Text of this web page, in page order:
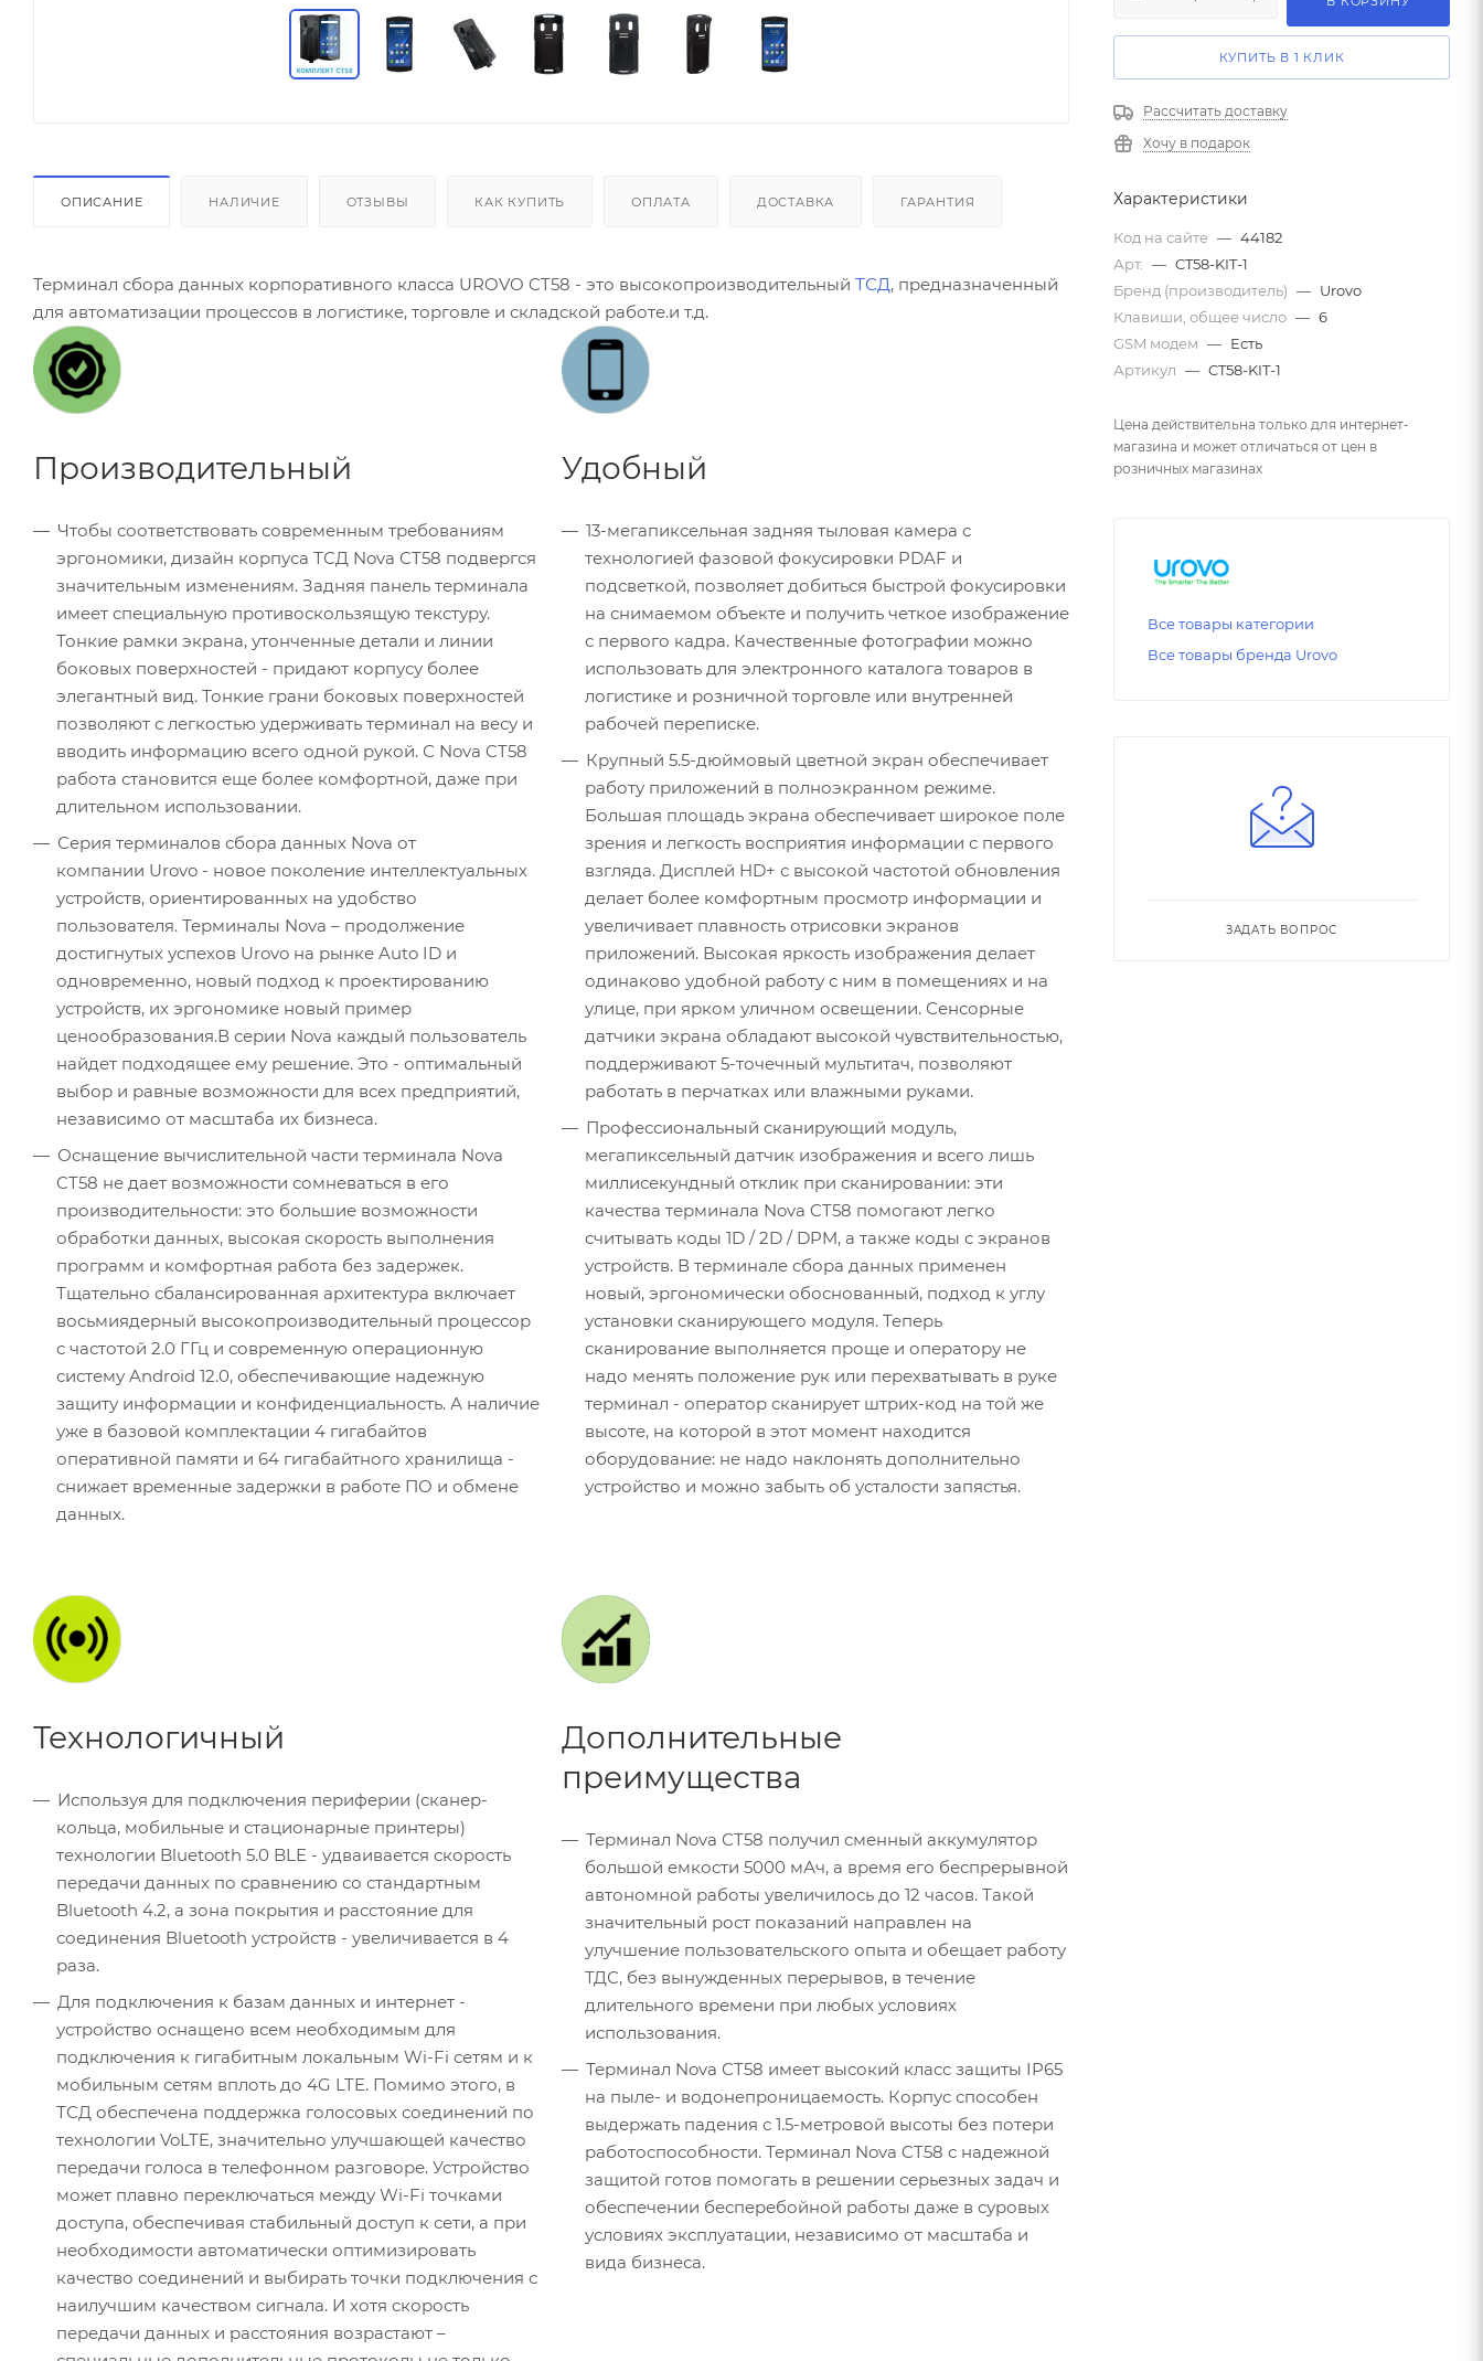
ОПИСАНИЕ НАЛИЧИЕ ОТЗЫВЫ КАК КУПИТЬ ОПЛАТА ДОСТАВКА ГАРАНТИЯ
Терминал сбора данных корпоративного класса UROVO CT58 - это высокопроизводительный ТСД, предназначенный
для автоматизации процессов в логистике, торговле и складской работе.и т.д.
Производительный
Чтобы соответствовать современным требованиям
эргономики, дизайн корпуса ТСД Nova CT58 подвергся
значительным изменениям. Задняя панель терминала
имеет специальную противоскользящую текстуру.
Тонкие рамки экрана, утонченные детали и линии
боковых поверхностей - придают корпусу более
элегантный вид. Тонкие грани боковых поверхностей
позволяют с легкостью удерживать терминал на весу и
вводить информацию всего одной рукой. С Nova CT58
работа становится еще более комфортной, даже при
длительном использовании.
Серия терминалов сбора данных Nova от
компании Urovo - новое поколение интеллектуальных
устройств, ориентированных на удобство
пользователя. Терминалы Nova – продолжение
достигнутых успехов Urovo на рынке Auto ID и
одновременно, новый подход к проектированию
устройств, их эргономике новый пример
ценообразования.В серии Nova каждый пользователь
найдет подходящее ему решение. Это - оптимальный
выбор и равные возможности для всех предприятий,
независимо от масштаба их бизнеса.
Оснащение вычислительной части терминала Nova
CT58 не дает возможности сомневаться в его
производительности: это большие возможности
обработки данных, высокая скорость выполнения
программ и комфортная работа без задержек.
Тщательно сбалансированная архитектура включает
восьмиядерный высокопроизводительный процессор
с частотой 2.0 ГГц и современную операционную
систему Android 12.0, обеспечивающие надежную
защиту информации и конфиденциальность. А наличие
уже в базовой комплектации 4 гигабайтов
оперативной памяти и 64 гигабайтного хранилища -
снижает временные задержки в работе ПО и обмене
данных.
Удобный
13-мегапиксельная задняя тыловая камера с
технологией фазовой фокусировки PDAF и
подсветкой, позволяет добиться быстрой фокусировки
на снимаемом объекте и получить четкое изображение
с первого кадра. Качественные фотографии можно
использовать для электронного каталога товаров в
логистике и розничной торговле или внутренней
рабочей переписке.
Крупный 5.5-дюймовый цветной экран обеспечивает
работу приложений в полноэкранном режиме.
Большая площадь экрана обеспечивает широкое поле
зрения и легкость восприятия информации с первого
взгляда. Дисплей HD+ с высокой частотой обновления
делает более комфортным просмотр информации и
увеличивает плавность отрисовки экранов
приложений. Высокая яркость изображения делает
одинаково удобной работу с ним в помещениях и на
улице, при ярком уличном освещении. Сенсорные
датчики экрана обладают высокой чувствительностью,
поддерживают 5-точечный мультитач, позволяют
работать в перчатках или влажными руками.
Профессиональный сканирующий модуль,
мегапиксельный датчик изображения и всего лишь
миллисекундный отклик при сканировании: эти
качества терминала Nova CT58 помогают легко
считывать коды 1D / 2D / DPM, а также коды с экранов
устройств. В терминале сбора данных применен
новый, эргономически обоснованный, подход к углу
установки сканирующего модуля. Теперь
сканирование выполняется проще и оператору не
надо менять положение рук или перехватывать в руке
терминал - оператор сканирует штрих-код на той же
высоте, на которой в этот момент находится
оборудование: не надо наклонять дополнительно
устройство и можно забыть об усталости запястья.
Технологичный
Используя для подключения периферии (сканер-
кольца, мобильные и стационарные принтеры)
технологии Bluetooth 5.0 BLE - удваивается скорость
передачи данных по сравнению со стандартным
Bluetooth 4.2, а зона покрытия и расстояние для
соединения Bluetooth устройств - увеличивается в 4
раза.
Для подключения к базам данных и интернет -
устройство оснащено всем необходимым для
подключения к гигабитным локальным Wi-Fi сетям и к
мобильным сетям вплоть до 4G LTE. Помимо этого, в
ТСД обеспечена поддержка голосовых соединений по
технологии VoLTE, значительно улучшающей качество
передачи голоса в телефонном разговоре. Устройство
может плавно переключаться между Wi-Fi точками
доступа, обеспечивая стабильный доступ к сети, а при
необходимости автоматически оптимизировать
качество соединений и выбирать точки подключения с
наилучшим качеством сигнала. И хотя скорость
передачи данных и расстояния возрастают –
Дополнительные
преимущества
Терминал Nova CT58 получил сменный аккумулятор
большой емкости 5000 мАч, а время его беспрерывной
автономной работы увеличилось до 12 часов. Такой
значительный рост показаний направлен на
улучшение пользовательского опыта и обещает работу
ТДС, без вынужденных перерывов, в течение
длительного времени при любых условиях
использования.
Терминал Nova CT58 имеет высокий класс защиты IP65
на пыле- и водонепроницаемость. Корпус способен
выдержать падения с 1.5-метровой высоты без потери
работоспособности. Терминал Nova CT58 с надежной
защитой готов помогать в решении серьезных задач и
обеспечении бесперебойной работы даже в суровых
условиях эксплуатации, независимо от масштаба и
вида бизнеса.
КУПИТЬ В 1 КЛИК
Рассчитать доставку
Хочу в подарок
Характеристики
Код на сайте — 44182
Арт.
— CT58-KIT-1
Бренд (производитель) — Urovo
Клавиши, общее число — 6
GSM модем — Есть
Артикул — CT58-KIT-1
Цена действительна только для интернет-
магазина и может отличаться от цен в
розничных магазинах
Все товары категории
Все товары бренда Urovo
ЗАДАТЬ ВОПРОС